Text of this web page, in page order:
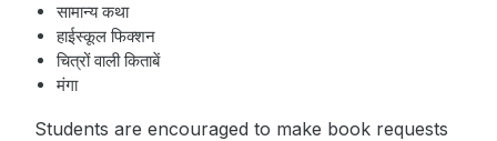
सामान्य कथा
हाईस्कूल फिक्शन
चित्रों वाली किताबें
मंगा
Students are encouraged to make book requests